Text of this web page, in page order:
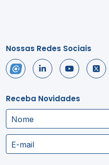
Nossas Redes Sociais
Receba Novidades
Nome
E-mail